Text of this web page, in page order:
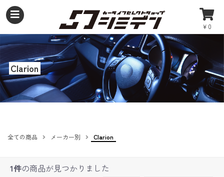
￥0
Clarion
全ての商品 メーカー別 Clarion
1件の商品が見つかりました